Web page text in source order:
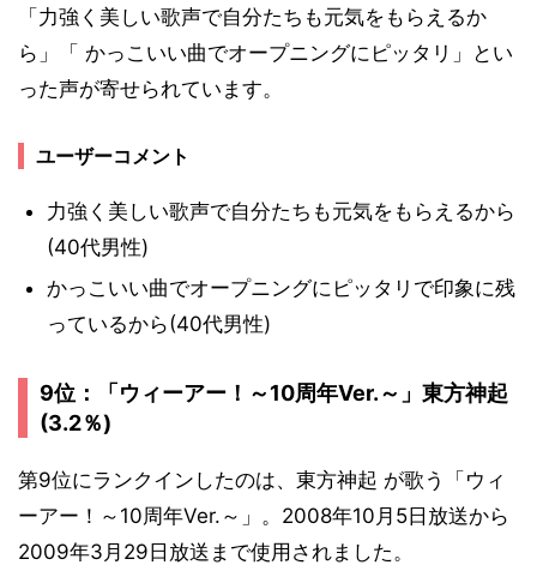
「力強く美しい歌声で自分たちも元気をもらえるか
ら」「 かっこいい曲でオープニングにピッタリ」とい
った声が寄せられています。
ユーザーコメント
力強く美しい歌声で自分たちも元気をもらえるから
(40代男性)
かっこいい曲でオープニングにピッタリで印象に残
っているから(40代男性)
9位：「ウィーアー！～10周年Ver.～」東方神起
(3.2％)
第9位にランクインしたのは、東方神起 が歌う「ウィ
ーアー！～10周年Ver.～」。2008年10月5日放送から
2009年3月29日放送まで使用されました。